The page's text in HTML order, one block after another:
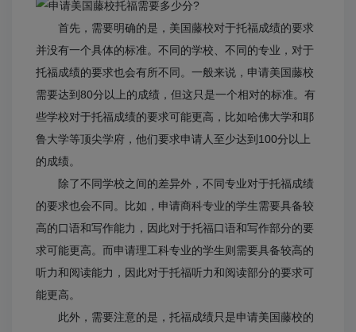
首先，需要明确的是，美国藤校对于托福成绩的要求
并没有一个具体的标准。不同的学校、不同的专业，对于
托福成绩的要求也会有所不同。一般来说，申请美国藤校
需要达到80分以上的成绩，但这只是一个相对的标准。有
些学校对于托福成绩的要求可能更高，比如哈佛大学和耶
鲁大学等顶尖学府，他们要求申请人至少达到100分以上
的成绩。
除了不同学校之间的差异外，不同专业对于托福成绩
的要求也会不同。比如，申请商科专业的学生需要具备较
高的口语和写作能力，因此对于托福口语和写作部分的要
求可能更高。而申请理工科专业的学生则需要具备较高的
听力和阅读能力，因此对于托福听力和阅读部分的要求可
能更高。
此外，需要注意的是，托福成绩只是申请美国藤校的